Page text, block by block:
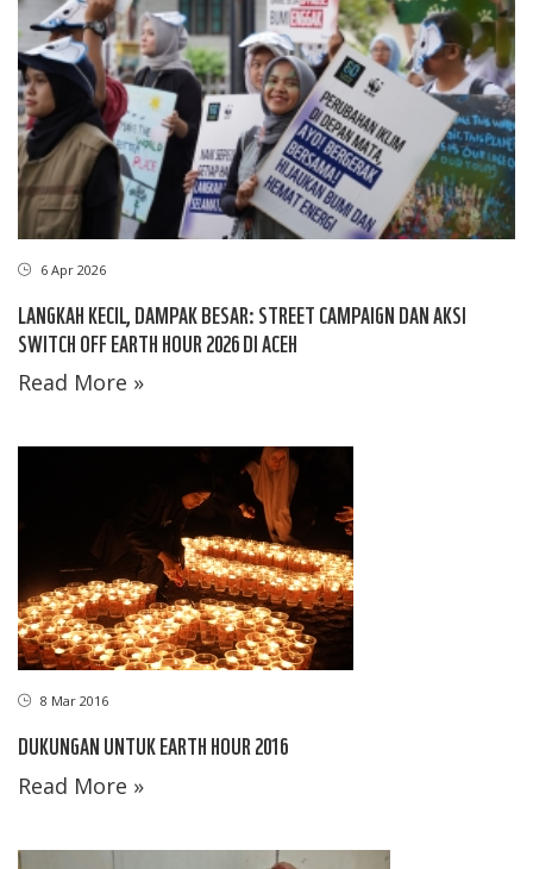
6 Apr 2026
LANGKAH KECIL, DAMPAK BESAR: STREET CAMPAIGN DAN AKSI
SWITCH OFF EARTH HOUR 2026 DI ACEH
Read More »
8 Mar 2016
DUKUNGAN UNTUK EARTH HOUR 2016
Read More »